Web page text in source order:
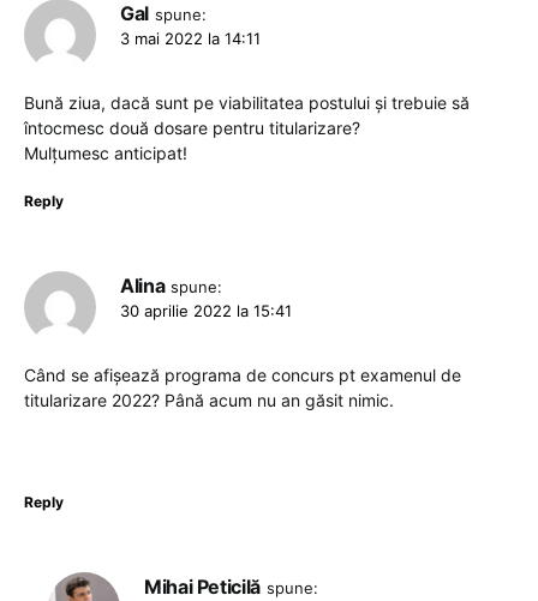
Gal spune:
3 mai 2022 la 14:11
Bună ziua, dacă sunt pe viabilitatea postului și trebuie să
întocmesc două dosare pentru titularizare?
Mulțumesc anticipat!
Reply
Alina spune:
30 aprilie 2022 la 15:41
Când se afișează programa de concurs pt examenul de
titularizare 2022? Până acum nu an găsit nimic.
Reply
Mihai Peticilă spune: